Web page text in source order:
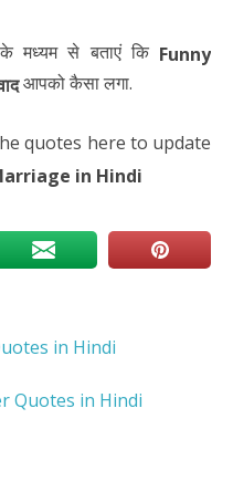
मध्यम से बताएं कि Funny
आपको कैसा लगा.
quotes here to update
in Hindi
in Hindi
Quotes in Hindi